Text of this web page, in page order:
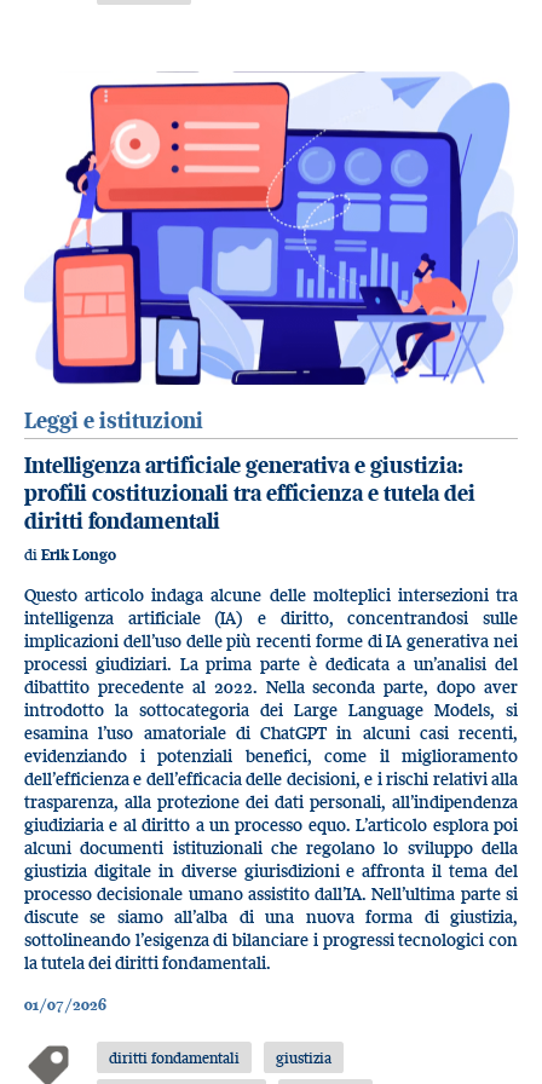
Leggi e istituzioni
Intelligenza artificiale generativa e giustizia:
profili costituzionali tra efficienza e tutela dei
diritti fondamentali
di Erik Longo
Questo articolo indaga alcune delle molteplici intersezioni tra
intelligenza artificiale (IA) e diritto, concentrandosi sulle
implicazioni dell’uso delle più recenti forme di IA generativa nei
processi giudiziari. La prima parte è dedicata a un’analisi del
dibattito precedente al 2022. Nella seconda parte, dopo aver
introdotto la sottocategoria dei Large Language Models, si
esamina l’uso amatoriale di ChatGPT in alcuni casi recenti,
evidenziando i potenziali benefici, come il miglioramento
dell’efficienza e dell’efficacia delle decisioni, e i rischi relativi alla
trasparenza, alla protezione dei dati personali, all’indipendenza
giudiziaria e al diritto a un processo equo. L’articolo esplora poi
alcuni documenti istituzionali che regolano lo sviluppo della
giustizia digitale in diverse giurisdizioni e affronta il tema del
processo decisionale umano assistito dall’IA. Nell’ultima parte si
discute se siamo all’alba di una nuova forma di giustizia,
sottolineando l’esigenza di bilanciare i progressi tecnologici con
la tutela dei diritti fondamentali.
01/07/2026
diritti fondamentali giustizia